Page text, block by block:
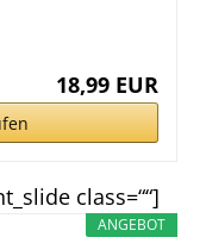
18,99 EUR
class=““]
ANGEBOT